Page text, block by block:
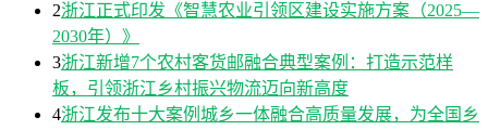
2浙江正式印发《智慧农业引领区建设实施方案（2025—
2030年）》
3浙江新增7个农村客货邮融合典型案例：打造示范样
板，引领浙江乡村振兴物流迈向新高度
4浙江发布十大案例城乡一体融合高质量发展，为全国乡